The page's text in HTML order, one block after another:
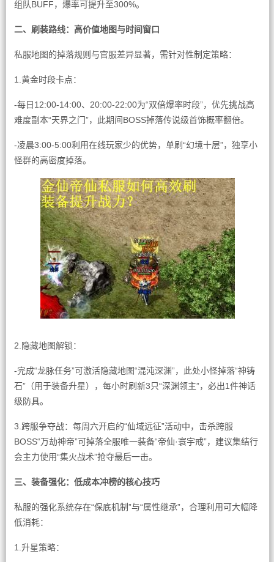
组队BUFF，爆率可提升至300%。
二、刷装路线：高价值地图与时间窗口
私服地图的掉落规则与官服差异显著，需针对性制定策略：
1.黄金时段卡点：
-每日12:00-14:00、20:00-22:00为“双倍爆率时段”，优先挑战高
难度副本“天界之门”，此期间BOSS掉落传说级首饰概率翻倍。
-凌晨3:00-5:00利用在线玩家少的优势，单刷“幻境十层”，独享小
怪群的高密度掉落。
2.隐藏地图解锁：
-完成“龙脉任务”可激活隐藏地图“混沌深渊”，此处小怪掉落“神铸
石”（用于装备升星），每小时刷新3只“深渊领主”，必出1件神话
级防具。
3.跨服争夺战：每周六开启的“仙域远征”活动中，击杀跨服
BOSS“万劫神帝”可掉落全服唯一装备“帝仙·寰宇戒”，建议集结行
会主力使用“集火战术”抢夺最后一击。
三、装备强化：低成本冲榜的核心技巧
私服的强化系统存在“保底机制”与“属性继承”，合理利用可大幅降
低消耗：
1.升星策略：